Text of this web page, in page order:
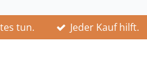
tun. Jeder Kauf hilft.